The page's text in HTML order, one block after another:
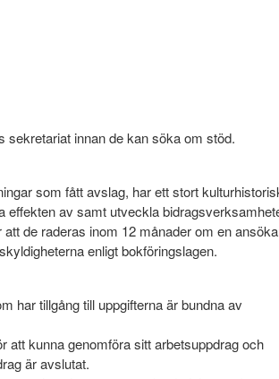
sekretariat innan de kan söka om stöd.
som fått avslag, har ett stort
effekten av samt utveckla
de raderas inom 12 månader om en
enligt bokföringslagen.
har tillgång till uppgifterna är bundna av
att kunna genomföra sitt arbetsuppdrag och
är avslutat.